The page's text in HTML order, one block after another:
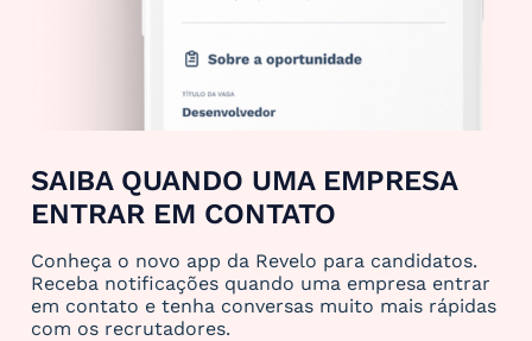
SAIBA QUANDO UMA EMPRESA
ENTRAR EM CONTATO
Conheça o novo app da Revelo para candidatos.
Receba notificações quando uma empresa entrar
em contato e tenha conversas muito mais rápidas
com os recrutadores.